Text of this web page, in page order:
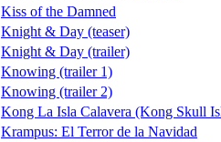
Kiss of the Damned
Knight & Day (teaser)
Knight & Day (trailer)
Knowing (trailer 1)
Knowing (trailer 2)
Kong La Isla Calavera (Kong Skull
Krampus: El Terror de la Navidad